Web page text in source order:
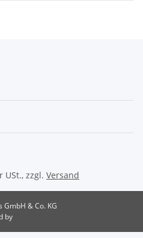
zzgl. Versand
GmbH & Co. KG
by